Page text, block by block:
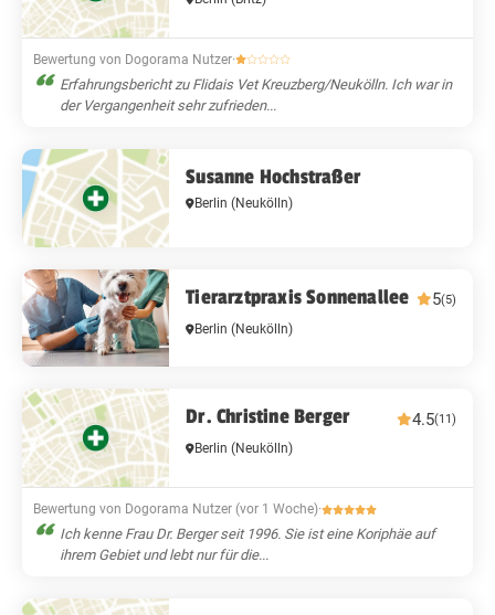
Bewertung von Dogorama Nutzer·
Erfahrungsbericht zu Flidais Vet Kreuzberg/Neukölln. Ich war in
der Vergangenheit sehr zufrieden...
Susanne Hochstraßer
Berlin(Neukölln)
Tierarztpraxis Sonnenallee 5(5)
Berlin(Neukölln)
Dr. Christine Berger 4.5(11)
Berlin(Neukölln)
Bewertung von Dogorama Nutzer (vor 1 Woche)·
Ich kenne Frau Dr. Berger seit 1996. Sie ist eine Koriphäe auf
ihrem Gebiet und lebt nur für die...